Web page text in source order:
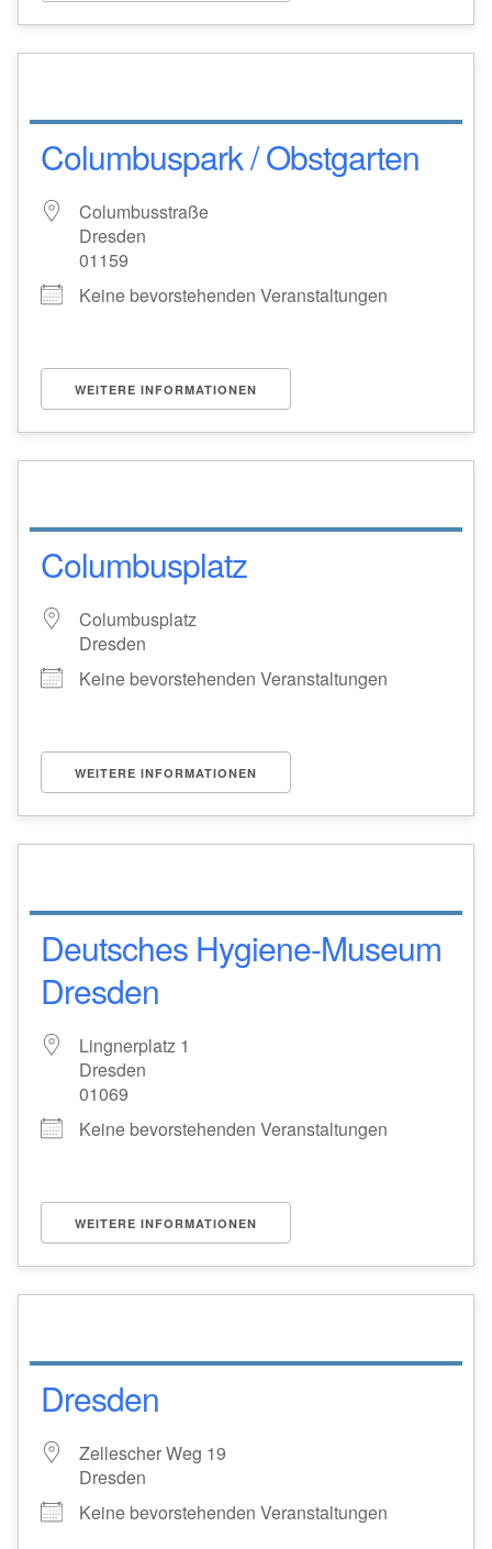
Columbuspark / Obstgarten
Columbusstraße
Dresden
01159
Keine bevorstehenden Veranstaltungen
WEITERE INFORMATIONEN
Columbusplatz
Columbusplatz
Dresden
Keine bevorstehenden Veranstaltungen
WEITERE INFORMATIONEN
Deutsches Hygiene-Museum
Dresden
Lingnerplatz 1
Dresden
01069
Keine bevorstehenden Veranstaltungen
WEITERE INFORMATIONEN
Dresden
Zellescher Weg 19
Dresden
Keine bevorstehenden Veranstaltungen